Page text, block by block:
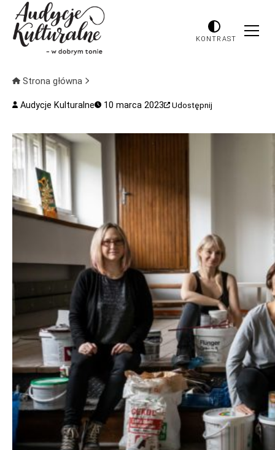
KONTRAST
Strona główna
Audycje Kulturalne 10 marca 2023 Udostępnij